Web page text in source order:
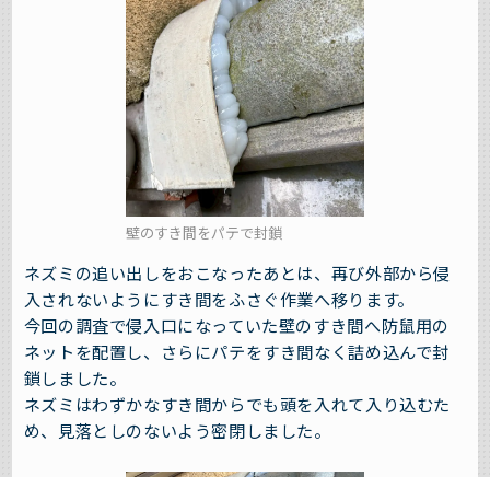
壁のすき間をパテで封鎖
ネズミの追い出しをおこなったあとは、再び外部から侵
入されないようにすき間をふさぐ作業へ移ります。
今回の調査で侵入口になっていた壁のすき間へ防鼠用の
ネットを配置し、さらにパテをすき間なく詰め込んで封
鎖しました。
ネズミはわずかなすき間からでも頭を入れて入り込むた
め、見落としのないよう密閉しました。